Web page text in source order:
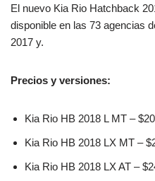
El nuevo Kia Rio Hatchback
disponible en las 73 agencias
2017 y.
Precios y versiones:
Kia Rio HB 2018 L MT –
Kia Rio HB 2018 LX MT –
Kia Rio HB 2018 LX AT –